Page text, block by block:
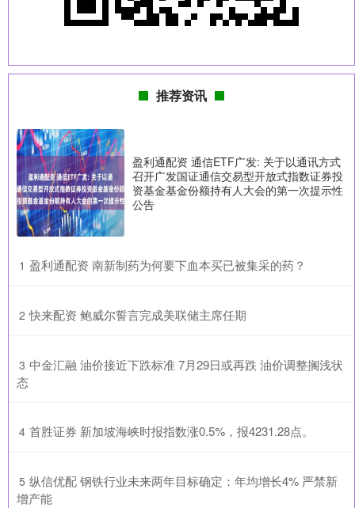
推荐资讯
盈利通配资 通信ETF广发: 关于以通讯方式
召开广发国证通信交易型开放式指数证券投
资基金基金份额持有人大会的第一次提示性
公告
1 ​盈利通配资 南新制药为何要下血本买已被集采的药？
2 ​快来配资 鲍威尔誓言完成美联储主席任期
3 ​中金汇融 油价接近下跌标准 7月29日或再跌 油价调整搁浅状
态
4 ​首胜证券 新加坡海峡时报指数涨0.5%，报4231.28点。
5 ​纵信优配 钢铁行业未来两年目标确定：年均增长4% 严禁新
增产能